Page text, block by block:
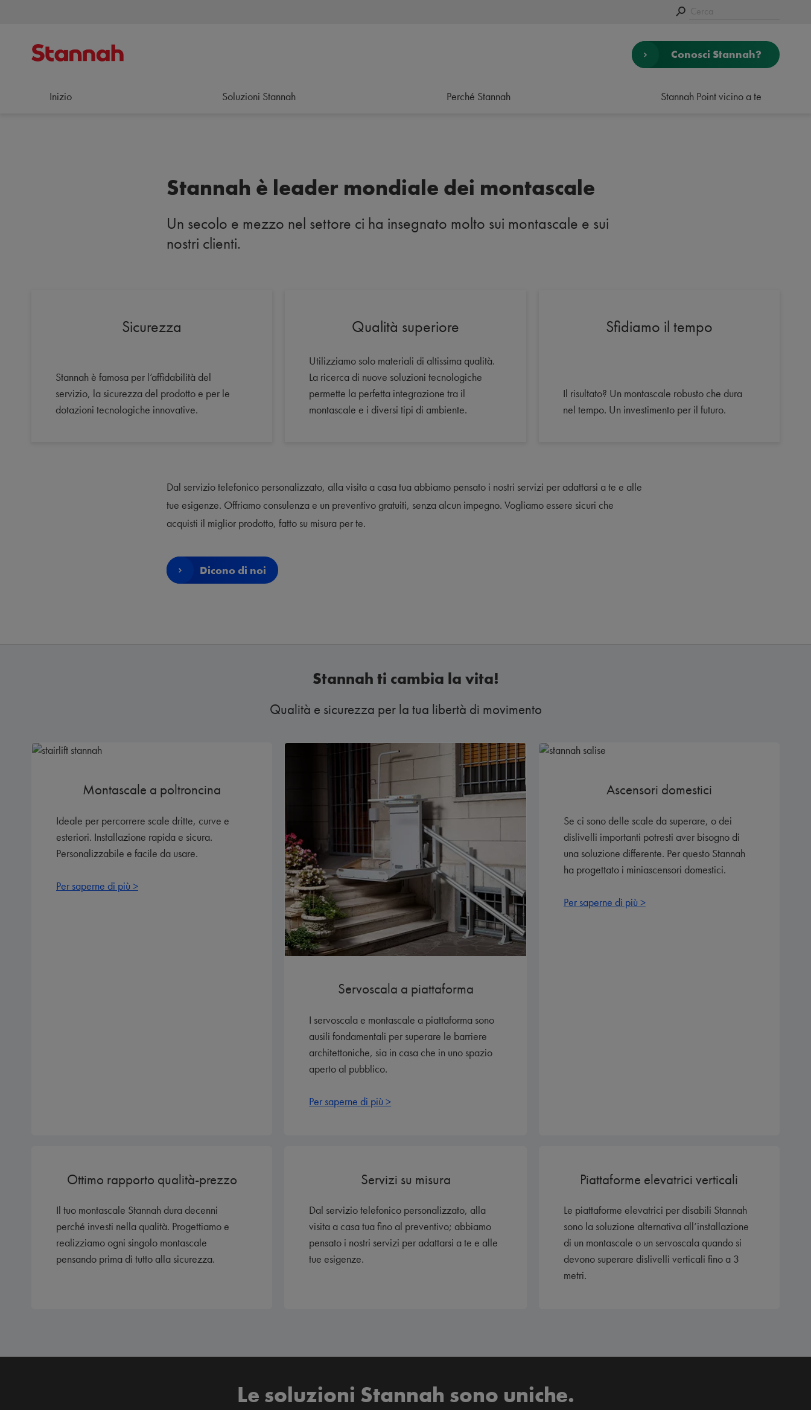
Conosci Stannah?
Inizio Soluzioni Stannah Perché Stannah Stannah Point vicino a te
Stannah è leader mondiale dei montascale
Un secolo e mezzo nel settore ci ha insegnato molto sui montascale e sui
nostri clienti.
Sicurezza
Stannah è famosa per l’affidabilità del
servizio, la sicurezza del prodotto e per le
dotazioni tecnologiche innovative.
Qualità superiore
Utilizziamo solo materiali di altissima qualità.
La ricerca di nuove soluzioni tecnologiche
permette la perfetta integrazione tra il
montascale e i diversi tipi di ambiente.
Sfidiamo il tempo
Il risultato? Un montascale robusto che dura
nel tempo. Un investimento per il futuro.
Dal servizio telefonico personalizzato, alla visita a casa tua abbiamo pensato i nostri servizi per adattarsi a te e alle
tue esigenze. Offriamo consulenza e un preventivo gratuiti, senza alcun impegno. Vogliamo essere sicuri che
acquisti il miglior prodotto, fatto su misura per te.
Dicono di noi
Stannah ti cambia la vita!
Qualità e sicurezza per la tua libertà di movimento
Montascale a poltroncina
Ideale per percorrere scale dritte, curve e
esteriori. Installazione rapida e sicura.
Personalizzabile e facile da usare.
Per saperne di più >
Servoscala a piattaforma
I servoscala e montascale a piattaforma sono
ausili fondamentali per superare le barriere
architettoniche, sia in casa che in uno spazio
aperto al pubblico.
Per saperne di più >
Ascensori domestici
Se ci sono delle scale da superare, o dei
dislivelli importanti potresti aver bisogno di
una soluzione differente. Per questo Stannah
ha progettato i miniascensori domestici.
Per saperne di più >
Ottimo rapporto qualità-prezzo
Il tuo montascale Stannah dura decenni
perché investi nella qualità. Progettiamo e
realizziamo ogni singolo montascale
pensando prima di tutto alla sicurezza.
Servizi su misura
Dal servizio telefonico personalizzato, alla
visita a casa tua fino al preventivo; abbiamo
pensato i nostri servizi per adattarsi a te e alle
tue esigenze.
Piattaforme elevatrici verticali
Le piattaforme elevatrici per disabili Stannah
sono la soluzione alternativa all’installazione
di un montascale o un servoscala quando si
devono superare dislivelli verticali fino a 3
metri.
Le soluzioni Stannah sono uniche.